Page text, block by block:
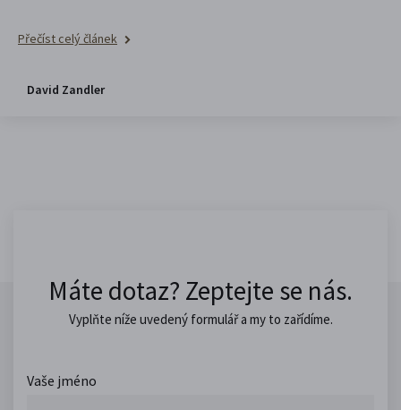
Přečíst celý článek
David Zandler
Máte dotaz? Zeptejte se nás.
Vyplňte níže uvedený formulář a my to zařídíme.
Vaše jméno